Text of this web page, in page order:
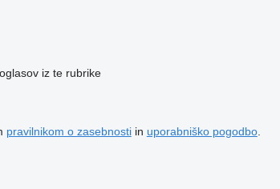
iz te rubrike
pravilnikom o zasebnostiin uporabniško pogodbo.